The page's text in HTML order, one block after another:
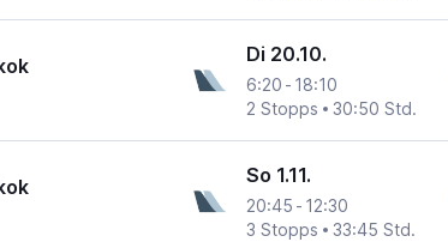
Di 20.10.
6:20 - 18:10
2 Stopps
30:50 Std.
So 1.11.
20:45 - 12:30
3 Stopps
33:45 Std.